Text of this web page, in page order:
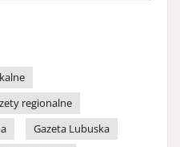
regionalne
Gazeta Lubuska